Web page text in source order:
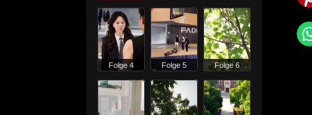
Folge 4 Folge 5 Folge 6